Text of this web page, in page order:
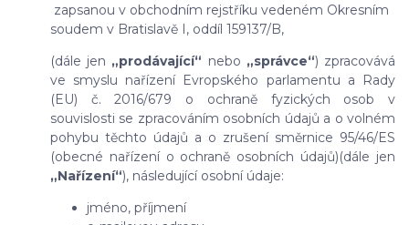
zapsanou v obchodním rejstříku vedeném Okresním
soudem v Bratislavě I, oddíl 159137/B,
(dále jen „prodávající“ nebo „správce“) zpracovává
ve smyslu nařízení Evropského parlamentu a Rady
(EU) č. 2016/679 o ochraně fyzických osob v
souvislosti se zpracováním osobních údajů a o volném
pohybu těchto údajů a o zrušení směrnice 95/46/ES
(obecné nařízení o ochraně osobních údajů)(dále jen
„Nařízení“), následující osobní údaje:
jméno, příjmení